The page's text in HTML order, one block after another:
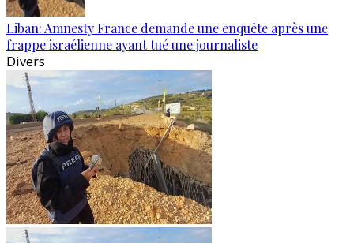
Liban: Amnesty France demande une enquête après une
frappe israélienne ayant tué une journaliste
Divers